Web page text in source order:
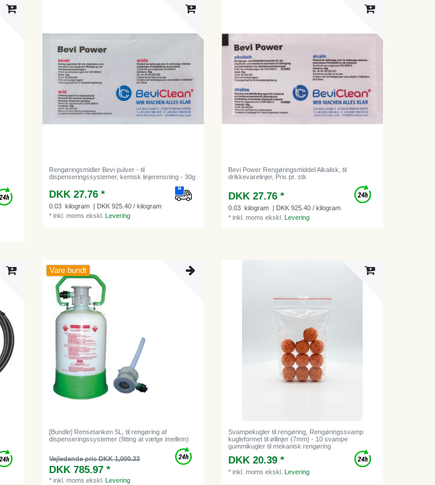
Rengøringsmidler Bevi pulver - til
dispenseringssystemer, kemisk linjerensning - 30g
DKK 27.76 *
0.03 kilogram
| DKK 925.40 / kilogram
*inkl. moms ekskl. Levering
Bevi Power Rengøringsmiddel Alkalisk, til
drikkevarelinjer, Pris pr. stk
DKK 27.76 *
0.03 kilogram | DKK 925.40 / kilogram
*inkl. moms ekskl.Levering
Vare bundt
[Bundle] Rensetanken 5L, til rengøring af
dispenseringssystemer (fitting at vælge imellem)
Vejledende pris DKK 1,000.33
DKK 785.97 *
*inkl. moms ekskl. Levering
Svampekugler til rengøring, Rengøringssvamp
kugleformet til øllinjer (7mm) - 10 svampe
gummikugler til mekanisk rengøring
DKK 20.39 *
*inkl. moms ekskl. Levering